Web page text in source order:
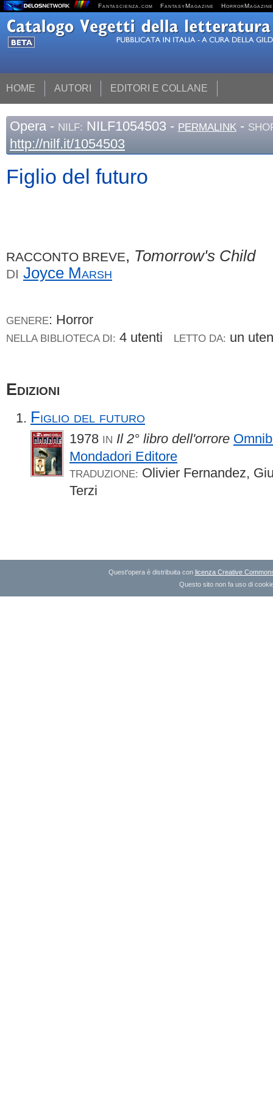
Fantascienza.com FantasyMagazine HorrorMagazine
HOME AUTORI EDITORI E COLLANE
Opera - NILF: NILF1054503 - PERMALINK -
http://nilf.it/1054503
Figlio del futuro
RACCONTO BREVE, Tomorrow's Child
DI Joyce Marsh
GENERE: Horror
NELLA BIBLIOTECA DI: 4 utenti LETTO DA: un
Edizioni
Figlio del futuro
1978 IN Il 2° libro dell'orrore
Mondadori Editore
TRADUZIONE: Olivier Fernandez,
Terzi
Quest'opera è distribuita con licenza Creative
Questo sito non fa uso di